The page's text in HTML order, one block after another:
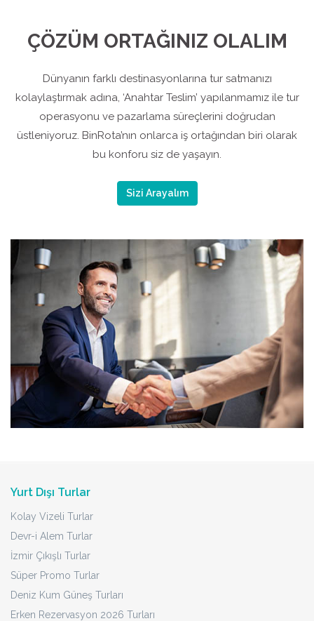
ÇÖZÜM ORTAĞINIZ OLALIM
Dünyanın farklı destinasyonlarına tur satmanızı
kolaylaştırmak adına, ‘Anahtar Teslim’ yapılanmamız ile tur
operasyonu ve pazarlama süreçlerini doğrudan
üstleniyoruz. BinRota’nın onlarca iş ortağından biri olarak
bu konforu siz de yaşayın.
Sizi Arayalım
Yurt Dışı Turlar
Kolay Vizeli Turlar
Devr-i Alem Turlar
İzmir Çıkışlı Turlar
Süper Promo Turlar
Deniz Kum Güneş Turları
Erken Rezervasyon 2026 Turları